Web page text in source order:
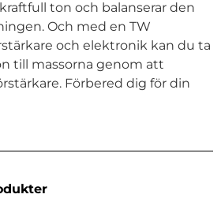
ton och balanserar den
Och med en TW
och elektronik kan du ta
till massorna genom att
Förbered dig för din